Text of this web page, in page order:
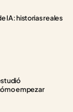
IA: historias reales
empezar